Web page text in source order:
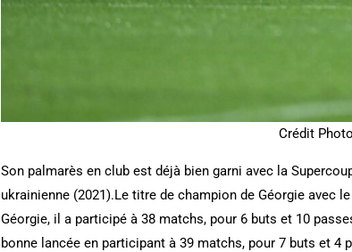
Crédit
Son palmarès en club est déjà bien garni avec la
ukrainienne (2021).Le titre de champion de Géorgie avec le
Géorgie, il a participé à 38 matchs, pour 6 buts et 10
bonne lancée en participant à 39 matchs, pour 7 buts et 4